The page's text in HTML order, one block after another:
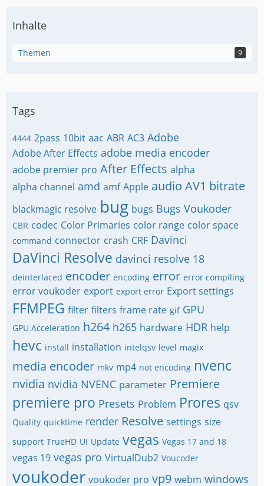
Inhalte
Themen 9
Tags
4444 2pass 10bit aac ABR AC3 Adobe
Adobe After Effects adobe media encoder
adobe premier pro After Effects alpha
alpha channel amd amf Apple audio AV1 bitrate
blackmagic resolve bug bugs Bugs Voukoder
CBR codec Color Primaries color range color space
command connector crash CRF Davinci
DaVinci Resolve davinci resolve 18
deinterlaced encoder encoding error error compiling
error voukoder export export error Export settings
FFMPEG filter filters frame rate gif GPU
GPU Acceleration h264 h265 hardware HDR help
hevc install installation intelqsv level magix
media encoder mkv mp4 not encoding nvenc
nvidia nvidia NVENC parameter Premiere
premiere pro Presets Problem Prores qsv
Quality quicktime render Resolve settings size
support TrueHD UI Update vegas Vegas 17 and 18
vegas 19 vegas pro VirtualDub2 Voucoder
voukoder voukoder pro vp9 webm windows